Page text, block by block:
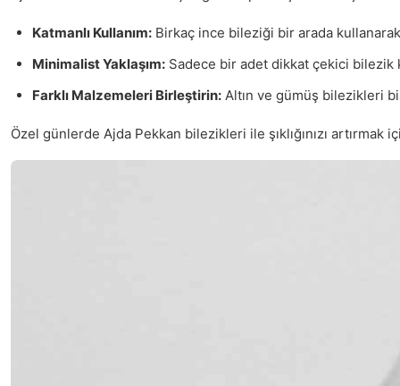
Katmanlı Kullanım: Birkaç ince bileziği bir arada
Minimalist Yaklaşım: Sadece bir adet dikkat çekici bilezik
Farklı Malzemeleri Birleştirin: Altın ve gümüş bilezikleri
Özel günlerde Ajda Pekkan bilezikleri ile şıklığınızı